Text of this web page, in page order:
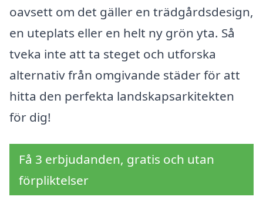
oavsett om det gäller en trädgårdsdesign,
en uteplats eller en helt ny grön yta. Så
tveka inte att ta steget och utforska
alternativ från omgivande städer för att
hitta den perfekta landskapsarkitekten
för dig!
Få 3 erbjudanden, gratis och utan
förpliktelser